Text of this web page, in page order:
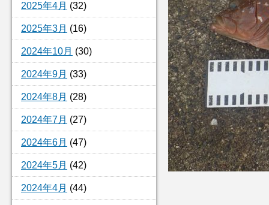
2025年4月 (32)
2025年3月 (16)
2024年10月 (30)
2024年9月 (33)
2024年8月 (28)
2024年7月 (27)
2024年6月 (47)
2024年5月 (42)
2024年4月 (44)